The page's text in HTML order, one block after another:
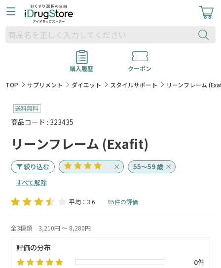
購入履歴
クーポン
TOP
サプリメント ダイエット スタイルサポート リーンフレーム
商品コード : 323435
リーンフレーム (Exafit)
絞り込む
55～59 歳
すべて解除
平均：3.6 95件の評価
全3種類 3,210円 ～ 8,280円
評価の分布
0件